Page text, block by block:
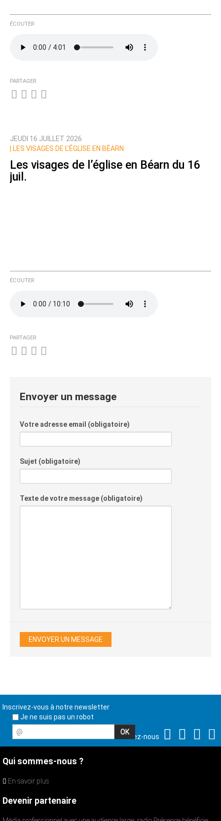
ÉCOUTER
PARTAGER
JEUDI 16 JUILLET 2026
LES VISAGES DE L’ÉGLISE EN BÉARN
Les visages de l’église en Béarn du 16
juil.
ÉCOUTER
PARTAGER
Envoyer un message
Votre adresse email (obligatoire)
Sujet (obligatoire)
Texte de votre message (obligatoire)
Inscrivez-vous à notre newsletter
Je ne suis pas un robot
@
Suivez-nous
Qui sommes-nous ?
En savoir plus
Devenir partenaire